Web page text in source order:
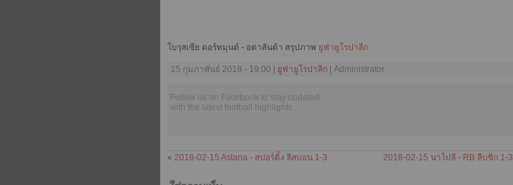
โบรุสเซีย ดอร์ทมุนด์ - อตาลันต้า สรุปภาพ ยูฟ่ายูโรปาลีก
15 กุมภาพันธ์ 2018 - 19:00 | ยูฟ่ายูโรปาลีก | Administrator
Follow us on Facebook to stay updated
with the latest football highlights.
« 2018-02-15 Astana - สปอร์ติ้ง ลิสบอน 1-3 2018-02-15 นาโปลี - RB ลีบซิก 1-3